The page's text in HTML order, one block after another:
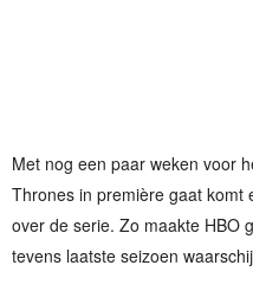
Met nog een paar weken voor
Thrones in première gaat komt
over de serie. Zo maakte HBO
tevens laatste seizoen